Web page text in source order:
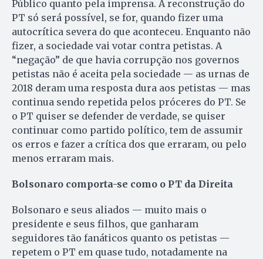
Público quanto pela imprensa. A reconstrução do
PT só será possível, se for, quando fizer uma
autocrítica severa do que aconteceu. Enquanto não
fizer, a sociedade vai votar contra petistas. A
“negação” de que havia corrupção nos governos
petistas não é aceita pela sociedade — as urnas de
2018 deram uma resposta dura aos petistas — mas
continua sendo repetida pelos próceres do PT. Se
o PT quiser se defender de verdade, se quiser
continuar como partido político, tem de assumir
os erros e fazer a crítica dos que erraram, ou pelo
menos erraram mais.
Bolsonaro comporta-se como o PT da Direita
Bolsonaro e seus aliados — muito mais o
presidente e seus filhos, que ganharam
seguidores tão fanáticos quanto os petistas —
repetem o PT em quase tudo, notadamente na